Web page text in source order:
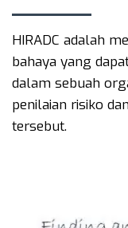
HIRADC adalah
bahaya yang
dalam sebuah
penilaian risiko
tersebut.